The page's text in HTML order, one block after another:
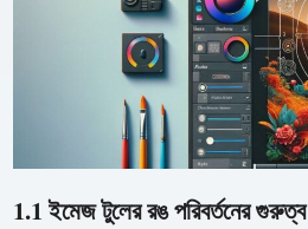
1.1 ইমেজ টুলের রঙ পরিবর্তনের গুরুত্ব